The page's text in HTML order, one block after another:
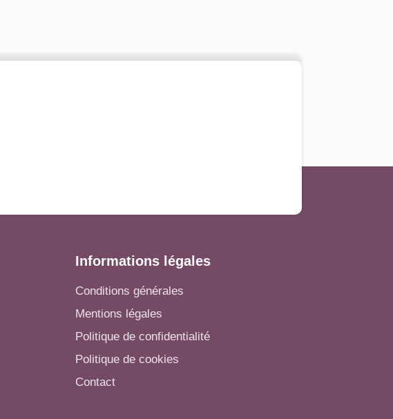
Informations légales
Conditions générales
Mentions légales
Politique de confidentialité
Politique de cookies
Contact